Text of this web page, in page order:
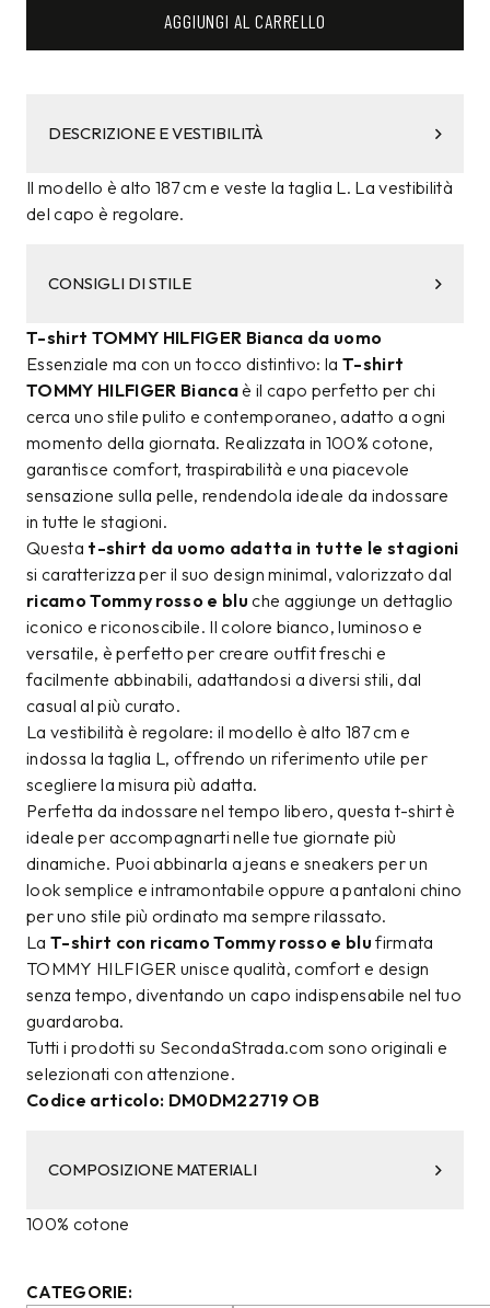
AGGIUNGI AL CARRELLO
DESCRIZIONE E VESTIBILITÀ
Il modello è alto 187 cm e veste la taglia L. La vestibilità
del capo è regolare.
CONSIGLI DI STILE
T-shirt TOMMY HILFIGER Bianca da uomo
Essenziale ma con un tocco distintivo: laT-shirt
TOMMY HILFIGER Biancaè il capo perfetto per chi
cerca uno stile pulito e contemporaneo, adatto a ogni
momento della giornata. Realizzata in 100% cotone,
garantisce comfort, traspirabilità e una piacevole
sensazione sulla pelle, rendendola ideale da indossare
in tutte le stagioni.
Questa t-shirt da uomo adatta in tutte le stagioni
si caratterizza per il suo design minimal, valorizzato dal
ricamo Tommy rosso e blu che aggiunge un dettaglio
iconico e riconoscibile. Il colore bianco, luminoso e
versatile, è perfetto per creare outfit freschi e
facilmente abbinabili, adattandosi a diversi stili, dal
casual al più curato.
La vestibilità è regolare: il modello è alto 187 cm e
indossa la taglia L, offrendo un riferimento utile per
scegliere la misura più adatta.
Perfetta da indossare nel tempo libero, questa t-shirt è
ideale per accompagnarti nelle tue giornate più
dinamiche. Puoi abbinarla a jeans e sneakers per un
look semplice e intramontabile oppure a pantaloni chino
per uno stile più ordinato ma sempre rilassato.
LaT-shirt con ricamo Tommy rosso e blu firmata
TOMMY HILFIGER unisce qualità, comfort e design
senza tempo, diventando un capo indispensabile nel tuo
guardaroba.
Tutti i prodotti su SecondaStrada.com sono originali e
selezionati con attenzione.
Codice articolo: DM0DM22719 OB
COMPOSIZIONE MATERIALI
100% cotone
CATEGORIE: